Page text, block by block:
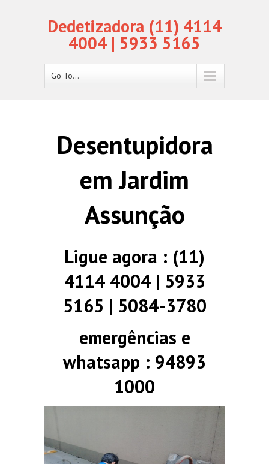
Dedetizadora (11) 4114
4004 | 5933 5165
Go To...
Desentupidora
em Jardim
Assunção
Ligue agora : (11)
4114 4004 | 5933
5165 | 5084-3780
emergências e
whatsapp : 94893
1000